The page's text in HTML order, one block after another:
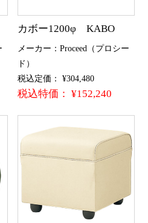
カボー1200φ KABO
メーカー：Proceed（プロシー
ド）
税込定価： ¥304,480
税込特価： ¥152,240